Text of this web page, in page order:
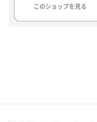
このショップを見る